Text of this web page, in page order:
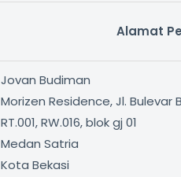
Alamat
Jovan Budiman
Morizen Residence, Jl. Bulevar
RT.001, RW.016, blok gj 01
Medan Satria
Kota Bekasi